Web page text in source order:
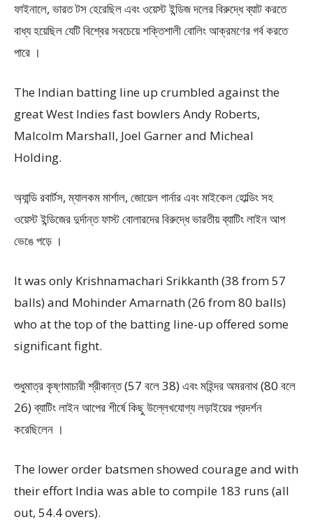
ফাইনালে, ভারত টস হেরেছিল এবং ওয়েস্ট ইন্ডিজ দলের বিরুদ্ধে ব্যাট করতে
বাধ্য হয়েছিল যেটি বিশ্বের সবচেয়ে শক্তিশালী বোলিং আক্রমণের গর্ব করতে
পারে ।
The Indian batting line up crumbled against the
great West Indies fast bowlers Andy Roberts,
Malcolm Marshall, Joel Garner and Micheal
Holding.
অ্যান্ডি রবার্টস, ম্যালকম মার্শাল, জোয়েল গার্নার এবং মাইকেল হোল্ডিং সহ
ওয়েস্ট ইন্ডিজের দুর্দান্ত ফাস্ট বোলারদের বিরুদ্ধে ভারতীয় ব্যাটিং লাইন আপ
ভেঙে পড়ে ।
It was only Krishnamachari Srikkanth (38 from 57
balls) and Mohinder Amarnath (26 from 80 balls)
who at the top of the batting line-up offered some
significant fight.
শুধুমাত্র কৃষ্ণমাচারী শ্রীকান্ত (57 বলে 38) এবং মহিন্দর অমরনাথ (80 বলে
26) ব্যাটিং লাইন আপের শীর্ষে কিছু উল্লেখযোগ্য লড়াইয়ের প্রদর্শন
করেছিলেন ।
The lower order batsmen showed courage and with
their effort India was able to compile 183 runs (all
out, 54.4 overs).